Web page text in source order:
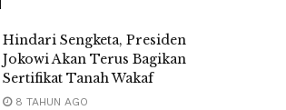
Hindari Sengketa, Presiden
Jokowi Akan Terus Bagikan
Sertifikat Tanah Wakaf
8 TAHUN AGO